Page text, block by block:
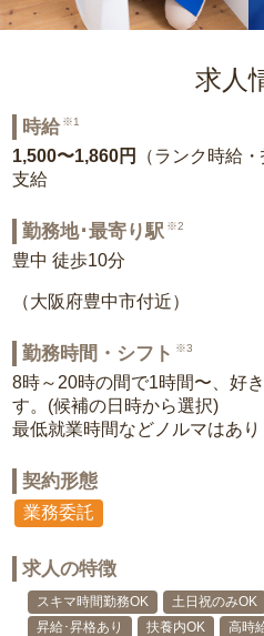
求人
時給 ※1
1,500〜1,860円
（ランク時給
支給
勤務地･最寄り駅 ※2
豊中 徒歩10分
（大阪府豊中市付近）
勤務時間・シフト ※3
8時～20時の間で1時間〜、好
す。(候補の日時から選択)
最低就業時間などノルマはあり
契約形態
業務委託
求人の特徴
スキマ時間勤務OK 土日祝のみOK
昇給･昇格あり
扶養内OK 高時